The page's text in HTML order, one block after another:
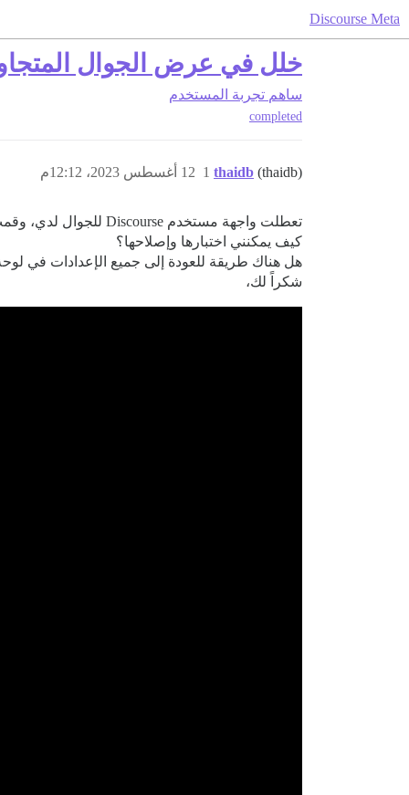
Discourse Meta
خلل في عرض الجوال
ساهم تجربة المستخدم
completed
thaidb (thaidb) 12 أغسطس 2023، 12:12م 1
تعطلت واجهة مستخدم Discourse للجوال لدي، وقمت بتعطيل جميع مكونات الثيمات والإضافات ولكن لم يكن هناك تأثير.
كيف يمكنني اختبارها وإصلاحها؟
هل هناك طريقة للعودة إلى جميع الإعدادات في
شكراً لك،